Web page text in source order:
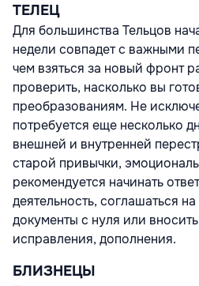
ТЕЛЕЦ
Для большинства Тельцов
недели совпадет с важными
чем взяться за новый фронт
проверить, насколько вы
преобразованиям. Не
потребуется еще несколько
внешней и внутренней
старой привычки,
рекомендуется начинать
деятельность, соглашаться
документы с нуля или
исправления, дополнения.
БЛИЗНЕЦЫ